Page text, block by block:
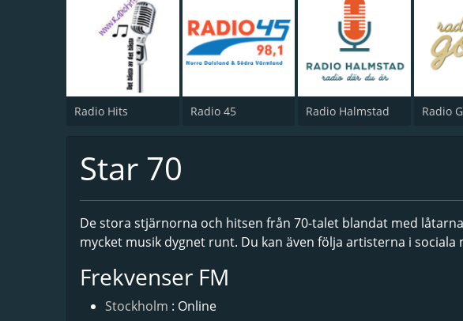
Radio Hits Radio 45 Radio Halmstad
Star 70
De stora stjärnorna och hitsen från 70-talet blandat med
mycket musik dygnet runt. Du kan även följa artisterna i sociala
Frekvenser FM
Stockholm : Online